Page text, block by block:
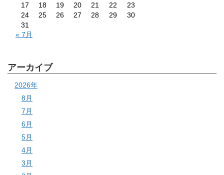
17
18 19 20 21 22
23
24
25 26 27 28 29
30
31
« 7月
アーカイブ
2026年
8月
7月
6月
5月
4月
3月